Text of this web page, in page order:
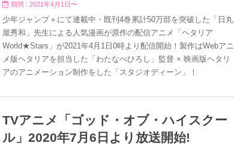
期間 : 2021年4月1日〜
少年ジャンプ＋にて連載中・既刊4巻累計50万部を突破した「日丸
屋秀和」先生による人気漫画が原作の配信アニメ「ヘタリア
World★Stars」が2021年4月1日0時より配信開始！製作はWebアニ
メ版ヘタリアを担当した「わたなべひろし」監督 × 映画版ヘタリ
アのアニメーション制作をした「スタジオディーン」！
TVアニメ「ゴッド・オブ・ハイスクー
ル」2020年7月6日より放送開始!